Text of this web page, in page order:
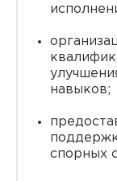
навыков;
спорных